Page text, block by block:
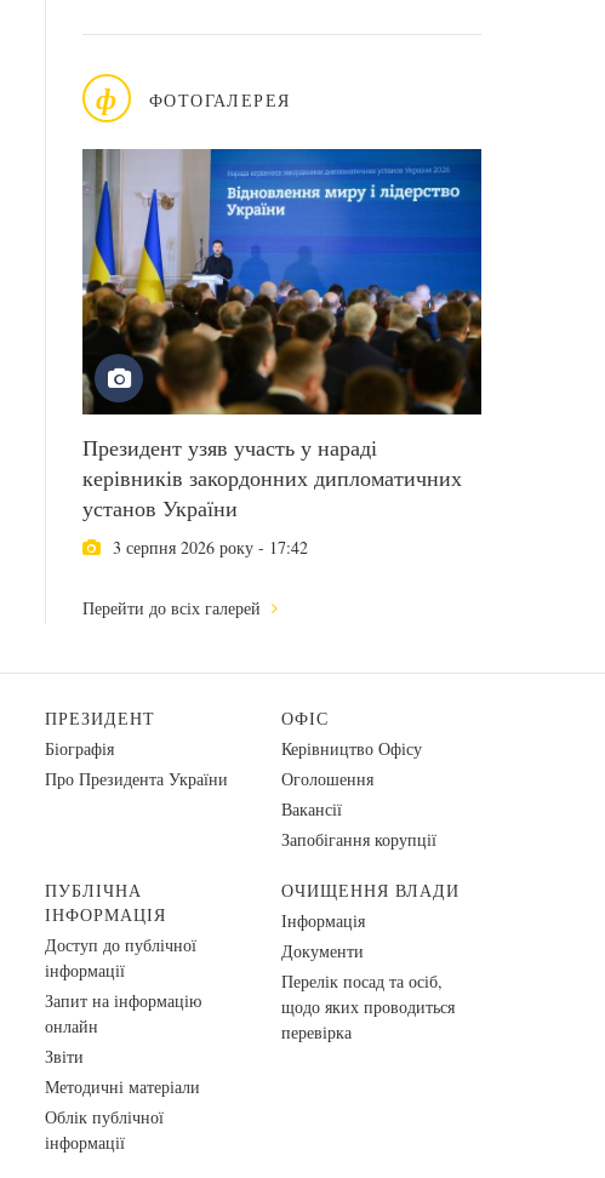
ф ФОТОГАЛЕРЕЯ
Президент узяв участь у нараді
керівників закордонних дипломатичних
установ України
3 серпня 2026 року - 17:42
Перейти до всіх галерей
ПРЕЗИДЕНТ
Біографія
Про Президента України
ОФІС
Керівництво Офісу
Оголошення
Вакансії
Запобігання корупції
ПУБЛІЧНА
ІНФОРМАЦІЯ
Доступ до публічної
інформації
Запит на інформацію
онлайн
Звіти
Методичні матеріали
Облік публічної
інформації
ОЧИЩЕННЯ ВЛАДИ
Інформація
Документи
Перелік посад та осіб,
щодо яких проводиться
перевірка